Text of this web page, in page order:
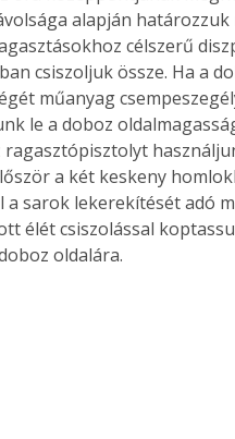
alapján
célszerű
csiszoljuk össze. Ha a
műanyag
le a doboz
ragasztópisztolyt
a két keskeny
a sarok lekerekítését adó
élét csiszolással
oldalára.